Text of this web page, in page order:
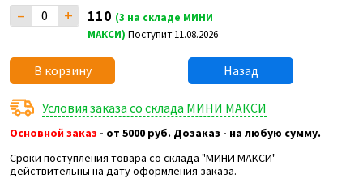
– + 110 (3 на складе МИНИ
МАКСИ) Поступит 11.08.2026
В корзину Назад
Условия заказа со склада МИНИ МАКСИ
Основной заказ - от 5000 руб. Дозаказ - на любую сумму.
Сроки поступления товара со склада "МИНИ МАКСИ"
действительны на дату оформления заказа.